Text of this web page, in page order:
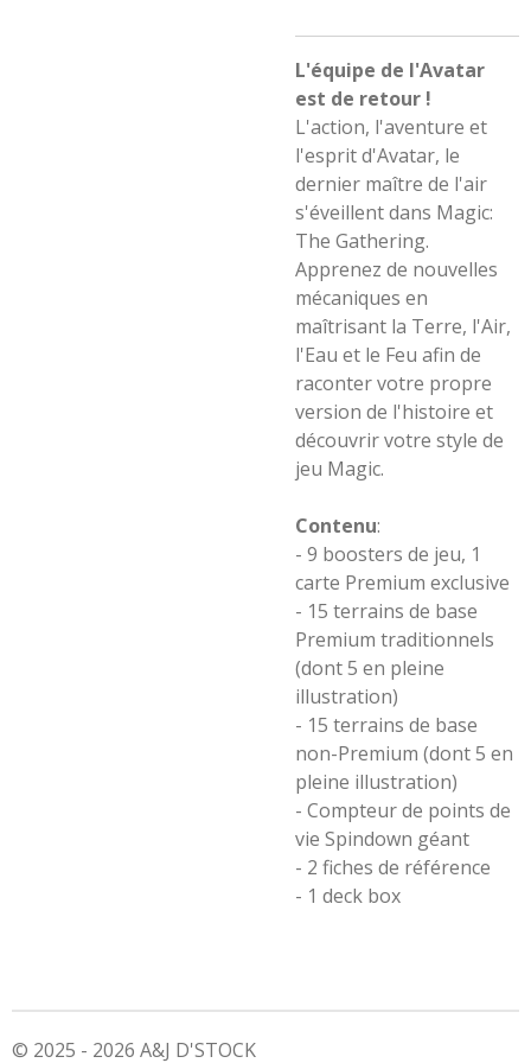
L'équipe de l'Avatar
est de retour !
L'action, l'aventure et
l'esprit d'Avatar, le
dernier maître de l'air
s'éveillent dans Magic:
The Gathering.
Apprenez de nouvelles
mécaniques en
maîtrisant la Terre, l'Air,
l'Eau et le Feu afin de
raconter votre propre
version de l'histoire et
découvrir votre style de
jeu Magic.
Contenu:
- 9 boosters de jeu, 1
carte Premium exclusive
- 15 terrains de base
Premium traditionnels
(dont 5 en pleine
illustration)
- 15 terrains de base
non-Premium (dont 5 en
pleine illustration)
- Compteur de points de
vie Spindown géant
- 2 fiches de référence
- 1 deck box
© 2025 - 2026 A&J D'STOCK